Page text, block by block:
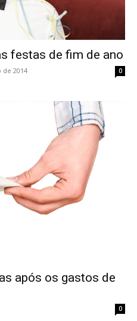
festas de fim de ano
de 2014 0
após os gastos de
0